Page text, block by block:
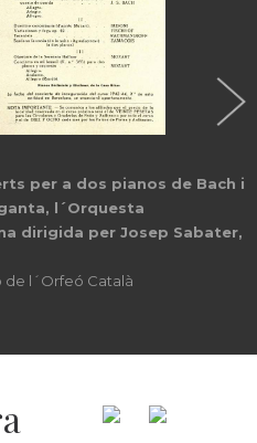
per a dos pianos de Bach i
l´Orquesta
dirigida per Josep Sabater,
l´Orfeó Català